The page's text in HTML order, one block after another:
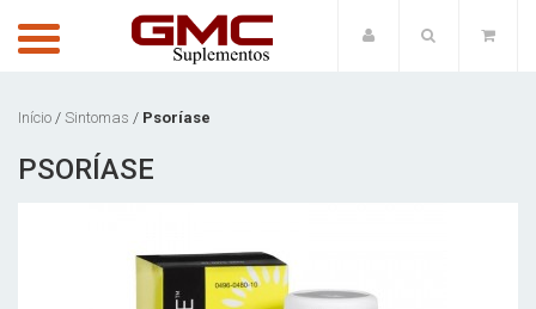
Início / Sintomas / Psoríase
PSORÍASE